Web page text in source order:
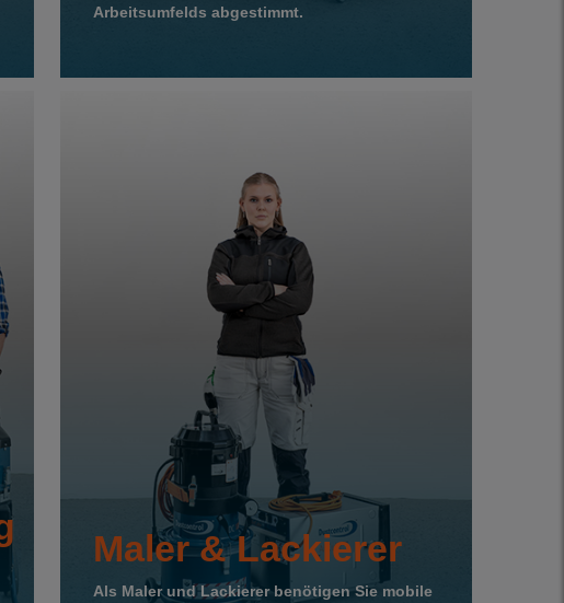
Arbeitsumfelds abgestimmt.
Maler & Lackierer
Als Maler und Lackierer benötigen Sie mobile